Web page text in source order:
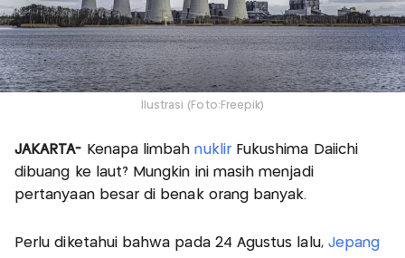
Ilustrasi (Foto:Freepik)
JAKARTA- Kenapa limbahnuklirFukushima Daiichi
dibuang ke laut? Mungkin ini masih menjadi
pertanyaan besar di benak orang banyak.
Perlu diketahui bahwa pada 24 Agustus lalu,Jepang